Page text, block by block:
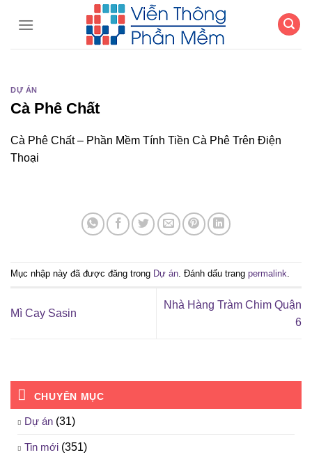
DỰ ÁN
Cà Phê Chất
Cà Phê Chất – Phần Mềm Tính Tiền Cà Phê Trên Điện
Thoại
Mục nhập này đã được đăng trong Dự án . Đánh dấu trang permalink
Mì Cay Sasin
Nhà Hàng Tràm Chim Quận
6
CHUYÊN MỤC
Dự án (31)
Tin mới (351)